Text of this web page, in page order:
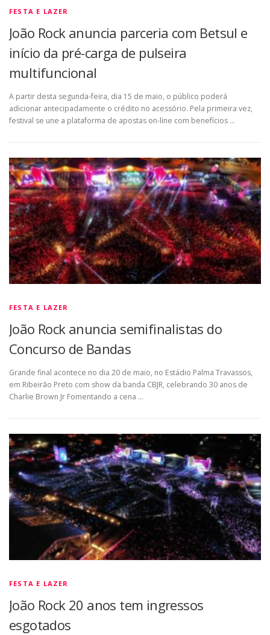
FESTA E LAZER
João Rock anuncia parceria com Betsul e
início da pré-carga de pulseira
multifuncional
A partir desta segunda-feira, dia 15 de maio, o público poderá
adicionar antecipadamente o crédito no acessório. Pela primeira vez,
festival se une a plataforma de apostas on-line com benefícios …
FESTA E LAZER
João Rock anuncia semifinalistas do
Concurso de Bandas
Grande final acontece no dia 20 de maio, no Estádio Palma Travassos,
em Ribeirão Preto com show da banda CBJR, celebrando 30 anos de
Charlie Brown Jr Fomentando a cena …
FESTA E LAZER
João Rock 20 anos tem ingressos
esgotados